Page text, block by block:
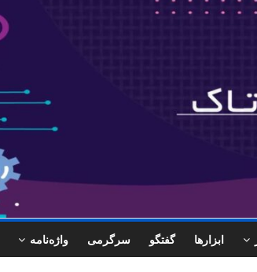
ابزارها گفتگو سرگرمی واژه‌نامه